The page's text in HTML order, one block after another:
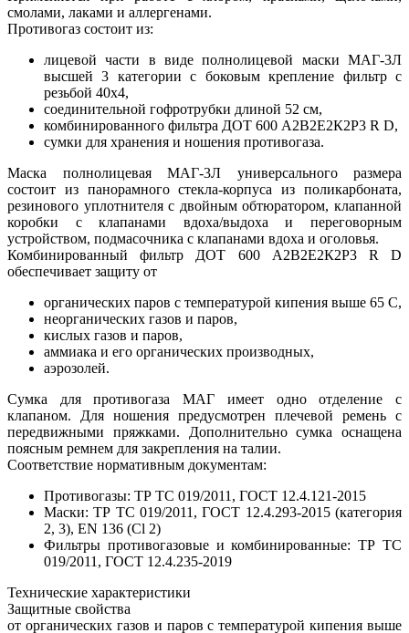
смолами, лаками и аллергенами.
Противогаз состоит из:
лицевой части в виде полнолицевой маски МАГ-3Л
высшей 3 категории с боковым крепление фильтр с
резьбой 40х4,
соединительной гофротрубки длиной 52 см,
комбинированного фильтра ДОТ 600 A2B2E2К2P3 R D,
сумки для хранения и ношения противогаза.
Маска полнолицевая МАГ-3Л универсального размера
состоит из панорамного стекла-корпуса из поликарбоната,
резинового уплотнителя с двойным обтюратором, клапанной
коробки с клапанами вдоха/выдоха и переговорным
устройством, подмасочника с клапанами вдоха и оголовья.
Комбинированный фильтр ДОТ 600 A2B2E2К2P3 R D
обеспечивает защиту от
органических паров с температурой кипения выше 65 С,
неорганических газов и паров,
кислых газов и паров,
аммиака и его органических производных,
аэрозолей.
Сумка для противогаза МАГ имеет одно отделение с
клапаном. Для ношения предусмотрен плечевой ремень с
передвижными пряжками. Дополнительно сумка оснащена
поясным ремнем для закрепления на талии.
Соответствие нормативным документам:
Противогазы: ТР ТС 019/2011, ГОСТ 12.4.121-2015
Маски: ТР ТС 019/2011, ГОСТ 12.4.293-2015 (категория
2, 3), EN 136 (Cl 2)
Фильтры противогазовые и комбинированные: ТР ТС
019/2011, ГОСТ 12.4.235-2019
Технические характеристики
Защитные свойства
от органических газов и паров с температурой кипения выше